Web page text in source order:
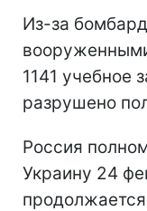
Из-за
1141 учебное
разрушено
Россия
Украину 24